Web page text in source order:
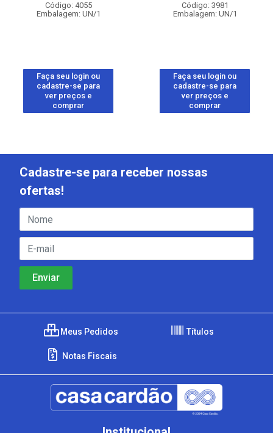
Código: 4055
Embalagem: UN/1
Faça seu login ou
cadastre-se para
ver preços e
comprar
Código: 3981
Embalagem: UN/1
Faça seu login ou
cadastre-se para
ver preços e
comprar
Cadastre-se para receber nossas
ofertas!
Meus Pedidos Títulos
Notas Fiscais